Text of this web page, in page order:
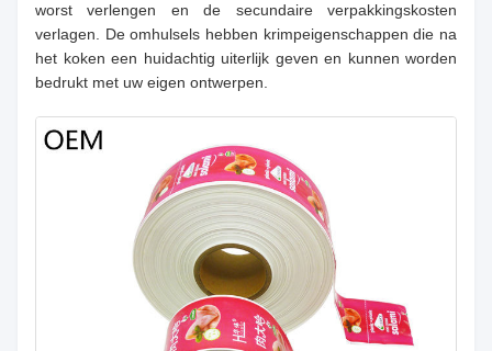
worst verlengen en de secundaire verpakkingskosten
verlagen. De omhulsels hebben krimpeigenschappen die na
het koken een huidachtig uiterlijk geven en kunnen worden
bedrukt met uw eigen ontwerpen.